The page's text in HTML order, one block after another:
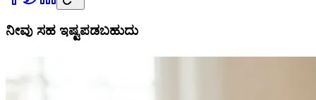
ನೀವು ಸಹ ಇಷ್ಟಪಡಬಹುದು